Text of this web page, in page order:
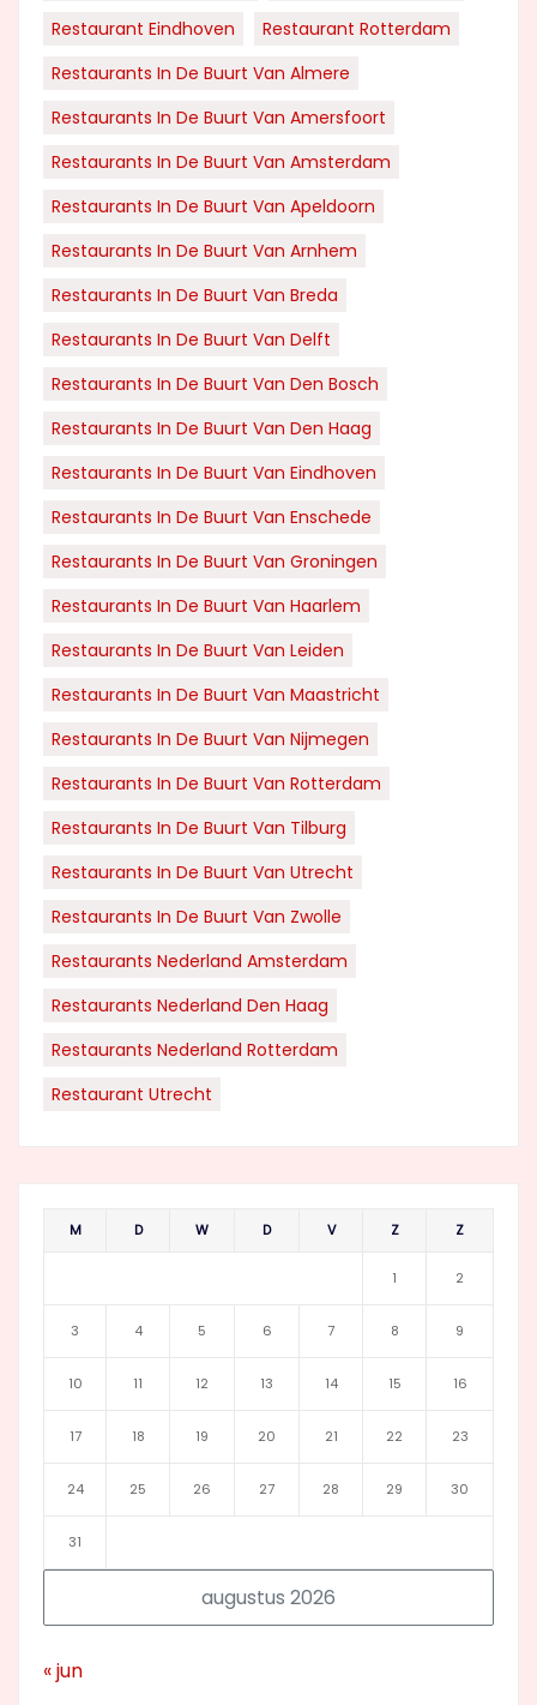
Restaurant Eindhoven
Restaurant Rotterdam
Restaurants In De Buurt Van Almere
Restaurants In De Buurt Van Amersfoort
Restaurants In De Buurt Van Amsterdam
Restaurants In De Buurt Van Apeldoorn
Restaurants In De Buurt Van Arnhem
Restaurants In De Buurt Van Breda
Restaurants In De Buurt Van Delft
Restaurants In De Buurt Van Den Bosch
Restaurants In De Buurt Van Den Haag
Restaurants In De Buurt Van Eindhoven
Restaurants In De Buurt Van Enschede
Restaurants In De Buurt Van Groningen
Restaurants In De Buurt Van Haarlem
Restaurants In De Buurt Van Leiden
Restaurants In De Buurt Van Maastricht
Restaurants In De Buurt Van Nijmegen
Restaurants In De Buurt Van Rotterdam
Restaurants In De Buurt Van Tilburg
Restaurants In De Buurt Van Utrecht
Restaurants In De Buurt Van Zwolle
Restaurants Nederland Amsterdam
Restaurants Nederland Den Haag
Restaurants Nederland Rotterdam
Restaurant Utrecht
augustus 2026
M D W D V Z Z
1 2
3 4 5 6 7 8 9
10 11 12 13 14 15 16
17 18 19 20 21 22 23
24 25 26 27 28 29 30
31
« jun